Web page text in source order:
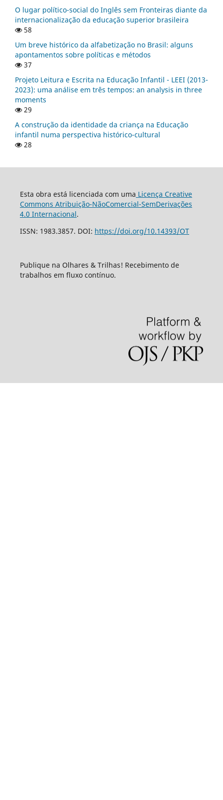
O lugar político-social do Inglês sem Fronteiras diante da
internacionalização da educação superior brasileira
58
Um breve histórico da alfabetização no Brasil: alguns
apontamentos sobre políticas e métodos
37
Projeto Leitura e Escrita na Educação Infantil - LEEI (2013-
2023): uma análise em três tempos: an analysis in three
moments
29
A construção da identidade da criança na Educação
infantil numa perspectiva histórico-cultural
28
Esta obra está licenciada com uma Licença Creative
Commons Atribuição-NãoComercial-SemDerivações
4.0 Internacional.
ISSN: 1983.3857. DOI: https://doi.org/10.14393/OT
Publique na Olhares & Trilhas! Recebimento de
trabalhos em fluxo contínuo.